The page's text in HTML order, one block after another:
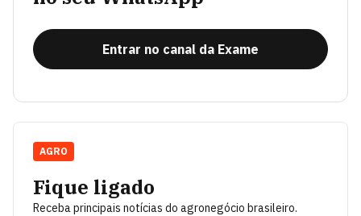
Entrar no canal da Exame
Fique ligado
Receba principais notícias do agronegócio brasileiro.
AGRO